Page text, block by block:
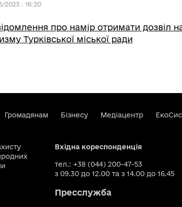
2023 : 16:20
про намір отримати дозвіл
Турківської міської ради
Громадянам Бізнесу Медіацентр
Вхідна кореспонденція
тел.: +38 (044) 200-47-53
з 09.30 до 12.00 та з 14.00 до 16.45
Пресслужба